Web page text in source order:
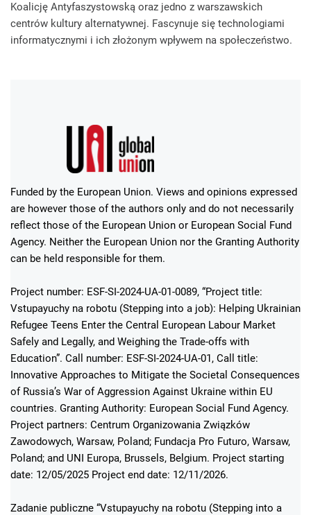
Koalicję Antyfaszystowską oraz jedno z warszawskich
centrów kultury alternatywnej. Fascynuje się technologiami
informatycznymi i ich złożonym wpływem na społeczeństwo.
Funded by the European Union. Views and opinions expressed
are however those of the authors only and do not necessarily
reflect those of the European Union or European Social Fund
Agency. Neither the European Union nor the Granting Authority
can be held responsible for them.
Project number: ESF-SI-2024-UA-01-0089, “Project title:
Vstupayuchy na robotu (Stepping into a job): Helping Ukrainian
Refugee Teens Enter the Central European Labour Market
Safely and Legally, and Weighing the Trade-offs with
Education”. Call number: ESF-SI-2024-UA-01, Call title:
Innovative Approaches to Mitigate the Societal Consequences
of Russia’s War of Aggression Against Ukraine within EU
countries. Granting Authority: European Social Fund Agency.
Project partners: Centrum Organizowania Związków
Zawodowych, Warsaw, Poland; Fundacja Pro Futuro, Warsaw,
Poland; and UNI Europa, Brussels, Belgium. Project starting
date: 12/05/2025 Project end date: 12/11/2026.
Zadanie publiczne “Vstupayuchy na robotu (Stepping into a